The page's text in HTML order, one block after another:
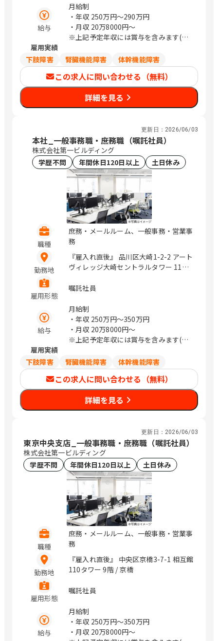
区 有楽町1-13-1 神奈川県 横浜市神奈川
区 金港町6-6 横浜みなと第一生命ビル 3
階 神奈川県 川崎市幸区 堀川町580 ソリ
ッドスクエア西館 1階 愛知県 名古屋市
ービル 22階 鹿児島県 鹿児島市 中央町9-
1 鹿児島中央第一生命ビルディング 6階
大阪府 大阪市淀川区 宮原3-5-24 新大阪
第一生命ビルディング 7階 / 札幌、さっ
ぽろ、 勝どき、日比谷、横浜、川崎、名
古屋、鹿児島中央、新大阪
給与
月給制
・年収 250万円〜290万円
・月収 20万8000円〜
※上記予定年収には賞与を含みます(実
※上記給与は目安のため、スキル・経験
等により決定します。
雇用実績
下肢障害
腎臓機能障害 体幹機能障害
この求人に問い合わせる（無料）
詳細を見る
更新日： 2026/06/03
本社_一般事務職・庶務職（嘱託社員）
株式会社第一ビルディング
学歴不問
年間休日120日以上 土日休み
職種
庶務・メールルーム、一般事務・営業事
務
勤務地
『雇入れ直後』 品川区大崎1-2-2 アート
ヴィレッジ大崎セントラルタワー 11階 /
雇用形態
嘱託社員
給与
月給制
・年収 250万円〜350万円
・月収 20万8000円〜
※上記予定年収には賞与を含みます(実
※上記給与は目安のため、スキル・経験
等により決定します。
雇用実績
下肢障害
腎臓機能障害 体幹機能障害
この求人に問い合わせる（無料）
詳細を見る
更新日： 2026/06/03
東京中央支店_一般事務職・庶務職（嘱託社員）
株式会社第一ビルディング
学歴不問
年間休日120日以上 土日休み
職種
庶務・メールルーム、一般事務・営業事
務
勤務地
『雇入れ直後』 中央区京橋3-7-1 相互館
110タワー 9階 / 京橋
雇用形態
嘱託社員
給与
月給制
・年収 250万円〜350万円
・月収 20万8000円〜